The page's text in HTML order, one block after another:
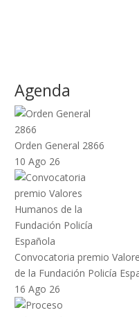
Agenda
Orden General 2866
10 Ago 26
Convocatoria premio
de la Fundación Policía
16 Ago 26